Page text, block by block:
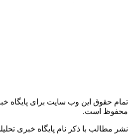
تمام حقوق این وب سایت برای پایگاه
محفوظ است.
نشر مطالب با ذکر نام پایگاه خبری